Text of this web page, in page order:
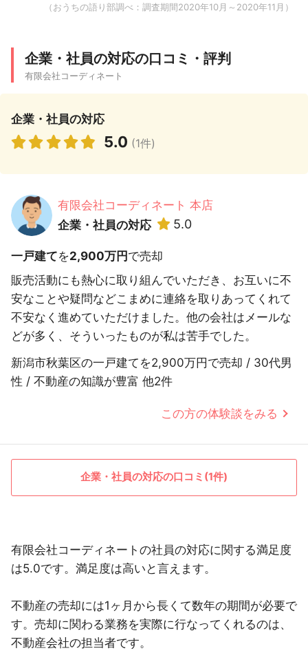
（おうちの語り部調べ：調査期間2020年10月～2020年11月）
企業・社員の対応の口コミ・評判
有限会社コーディネート
企業・社員の対応
5.0 (1件)
有限会社コーディネート 本店
企業・社員の対応
5.0
一戸建てを2,900万円 で売却
販売活動にも熱心に取り組んでいただき、お互いに不
安なことや疑問などこまめに連絡を取りあってくれて
不安なく進めていただけました。他の会社はメールな
どが多く、そういったものが私は苦手でした。
新潟市秋葉区の一戸建てを2,900万円で売却 / 30代男
性 / 不動産の知識が豊富 他2件
この方の体験談をみる
企業・社員の対応の口コミ(1件)
有限会社コーディネートの社員の対応に関する満足度
は5.0です。満足度は高いと言えます。
不動産の売却には1ヶ月から長くて数年の期間が必要で
す。売却に関わる業務を実際に行なってくれるのは、
不動産会社の担当者です。